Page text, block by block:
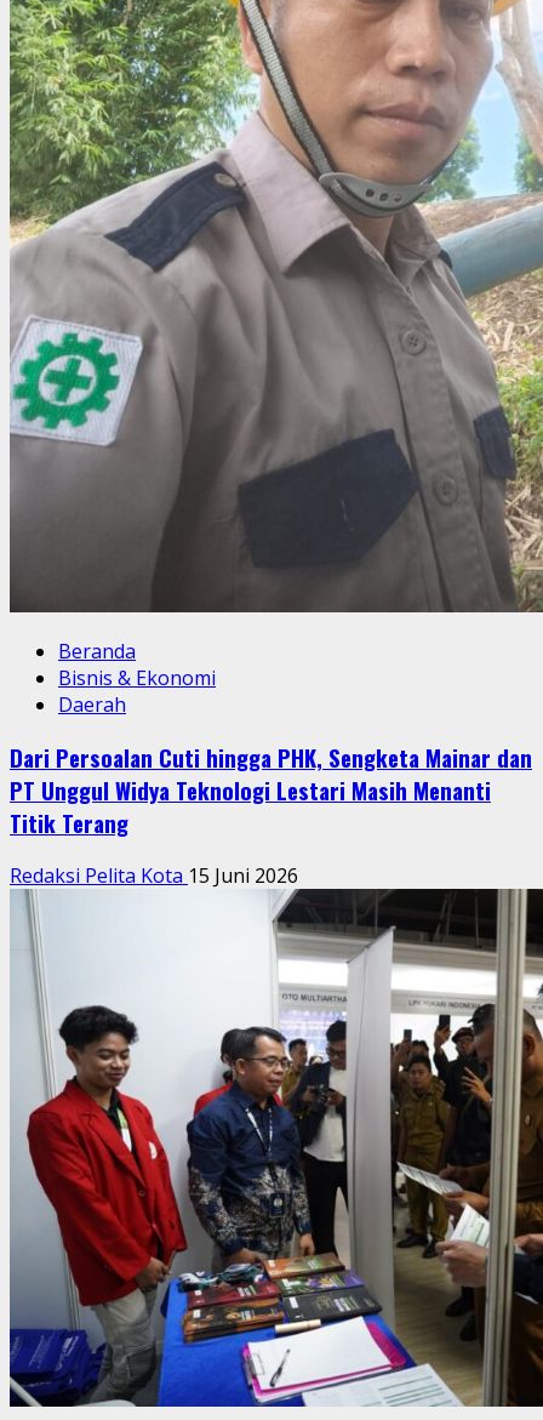
Beranda
Bisnis & Ekonomi
Daerah
Dari Persoalan Cuti hingga PHK, Sengketa Mainar dan
PT Unggul Widya Teknologi Lestari Masih Menanti
Titik Terang
Redaksi Pelita Kota 15 Juni 2026